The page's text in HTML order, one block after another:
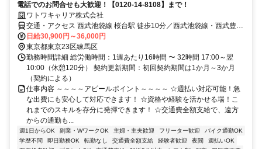
電話でのお問合せも大歓迎！【0120-14-8108】まで！
ワトワキャリア株式会社
交通・アクセス 西武池袋線 桜台駅 徒歩10分／西武池袋線・西武豊島
線 練馬駅 徒歩9分
日給30,900円～36,000円
東京都東京23区練馬区
勤務時間詳細 総労働時間：1週あたり16時間 〜 32時間 17:00～翌
10:00（休憩120分） 契約更新期間：初回契約期間は1か月～3か月
（契約による）
仕事内容 ～～～～アピールポイント～～～～ ☆週払い対応可能！急
な出費にも安心して対応できます！ ☆資格や経験を活かせる場！こ
れまでのスキルを存分に発揮できます！ ☆交通費全額支給で、遠方
からの通勤も...
週1日からOK 副業・WワークOK 主婦・主夫歓迎 フリーター歓迎
バイク通勤OK
学歴不問
即日勤務OK 転勤なし 交通費全額支給 経験者歓迎 夜間
週払いOK